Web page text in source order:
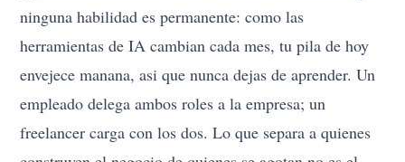
ninguna habilidad es permanente: como las
herramientas de IA cambian cada mes, tu pila de hoy
envejece manana, asi que nunca dejas de aprender. Un
empleado delega ambos roles a la empresa; un
freelancer carga con los dos. Lo que separa a quienes